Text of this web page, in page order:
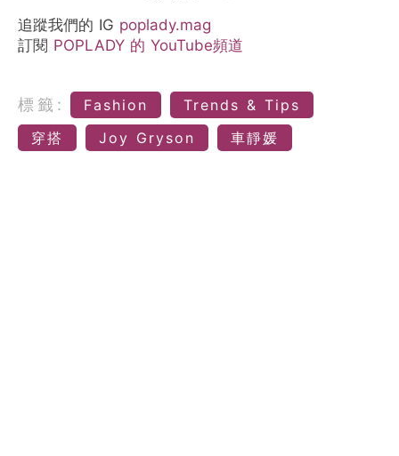
追蹤我們的 IG poplady.mag
訂閱 POPLADY 的 YouTube頻道
標籤: Fashion
Trends & Tips
穿搭
Joy Gryson 車靜媛